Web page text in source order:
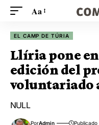
Aa
EL CAMP DE TÚRIA
Llíria pone
edición del
voluntariado
NULL
PorAdmin Publicado